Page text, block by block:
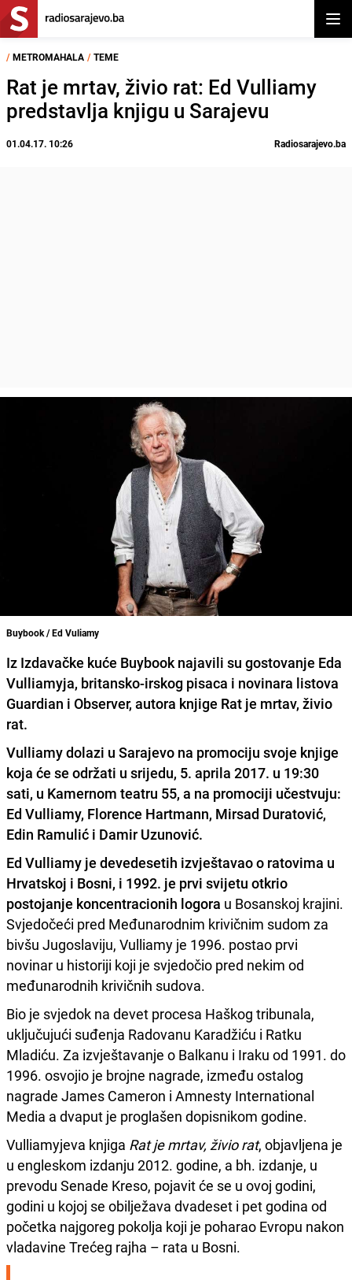
/ METROMAHALA / TEME
Rat je mrtav, živio rat: Ed Vulliamy
predstavlja knjigu u Sarajevu
01.04.17. 10:26 Radiosarajevo.ba
Buybook / Ed Vuliamy
Iz Izdavačke kuće Buybook najavili su gostovanje Eda
Vulliamyja, britansko-irskog pisaca i novinara listova
Guardian i Observer, autora knjige Rat je mrtav, živio
rat.
Vulliamy dolazi u Sarajevo na promociju svoje knjige
koja će se održati u srijedu, 5. aprila 2017. u 19:30
sati, u Kamernom teatru 55, a na promociji učestvuju:
Ed Vulliamy, Florence Hartmann, Mirsad Duratović,
Edin Ramulić i Damir Uzunović.
Ed Vulliamy je devedesetih izvještavao o ratovima u
Hrvatskoj i Bosni, i 1992. je prvi svijetu otkrio
postojanje koncentracionih logora u Bosanskoj krajini.
Svjedočeći pred Međunarodnim krivičnim sudom za
bivšu Jugoslaviju, Vulliamy je 1996. postao prvi
novinar u historiji koji je svjedočio pred nekim od
međunarodnih krivičnih sudova.
Bio je svjedok na devet procesa Haškog tribunala,
uključujući suđenja Radovanu Karadžiću i Ratku
Mladiću. Za izvještavanje o Balkanu i Iraku od 1991. do
1996. osvojio je brojne nagrade, između ostalog
nagrade James Cameron i Amnesty International
Media a dvaput je proglašen dopisnikom godine.
Vulliamyjeva knjiga Rat je mrtav, živio rat, objavljena je
u engleskom izdanju 2012. godine, a bh. izdanje, u
prevodu Senade Kreso, pojavit će se u ovoj godini,
godini u kojoj se obilježava dvadeset i pet godina od
početka najgoreg pokolja koji je poharao Evropu nakon
vladavine Trećeg rajha – rata u Bosni.